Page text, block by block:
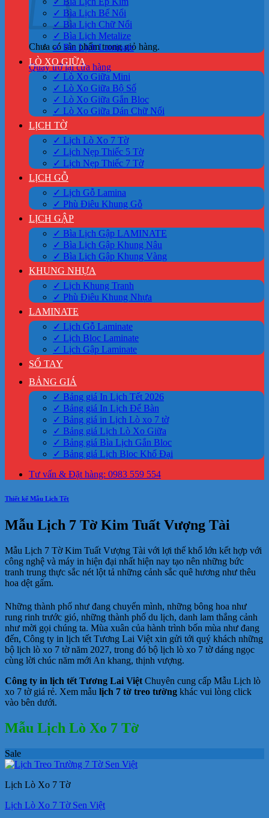
Chưa có sản phẩm trong giỏ hàng.
Quay trở lại cửa hàng
✓ Bìa Lịch Bế Nổi
✓ Bìa Lịch Chữ Nổi
✓ Bìa Lịch Metalize
✓ Bìa Lịch Laminate
LÒ XO GIỮA
✓ Lò Xo Giữa Mini
✓ Lò Xo Giữa Bộ Số
✓ Lò Xo Giữa Gắn Bloc
✓ Lò Xo Giữa Dán Chữ Nổi
LỊCH TỜ
✓ Lịch Lò Xo 7 Tờ
✓ Lịch Nẹp Thiếc 5 Tờ
✓ Lịch Nẹp Thiếc 7 Tờ
LỊCH GỖ
✓ Lịch Gỗ Lamina
✓ Phù Điêu Khung Gỗ
LỊCH GẬP
✓ Bìa Lịch Gập LAMINATE
✓ Bìa Lịch Gập Khung Nâu
✓ Bìa Lịch Gập Khung Vàng
KHUNG NHỰA
✓ Lịch Khung Tranh
✓ Phù Điêu Khung Nhựa
LAMINATE
✓ Lịch Gỗ Laminate
✓ Lịch Bloc Laminate
✓ Lịch Gập Laminate
SỔ TAY
BẢNG GIÁ
✓ Bảng giá In Lịch Tết 2026
✓ Bảng giá In Lịch Để Bàn
✓ Bảng giá in Lịch Lò xo 7 tờ
✓ Bảng giá Lịch Lò Xo Giữa
✓ Bảng giá Bìa Lịch Gắn Bloc
✓ Bảng giá Lịch Bloc Khổ Đại
Tư vấn & Đặt hàng: 0983 559 554
Thiết kế Mẫu Lịch Tết
Mẫu Lịch 7 Tờ Kim Tuất Vượng Tài
Mẫu Lịch 7 Tờ Kim Tuất Vượng Tài với lợi thế khổ lớn kết hợp với
công nghệ và máy in hiện đại nhất hiện nay tạo nên những bức
tranh trung thực sắc nét lột tả những cảnh sắc quê hương như thêu
hoa dệt gấm.
Những thành phố như đang chuyển mình, những bông hoa như
rung rinh trước gió, những thành phố du lịch, danh lam thắng cảnh
như mời gọi chúng ta. Mùa xuân của hành trình bốn mùa như đang
đến, Công ty in lịch tết Tương Lai Việt xin gửi tới quý khách những
bộ lịch lò xo 7 tờ năm 2027, trong đó bộ lịch lò xo 7 tờ dáng ngọc
cùng lời chúc năm mới An khang, thịnh vượng.
Công ty in lịch tết Tương Lai Việt Chuyên cung cấp Mẫu Lịch lò
xo 7 tờ giá rẻ. Xem mẫu lịch 7 tờ treo tường khác vui lòng click
vào bên dưới.
Mẫu Lịch Lò Xo 7 Tờ
Sale
Lịch Lò Xo 7 Tờ
Lịch Lò Xo 7 Tờ Sen Việt